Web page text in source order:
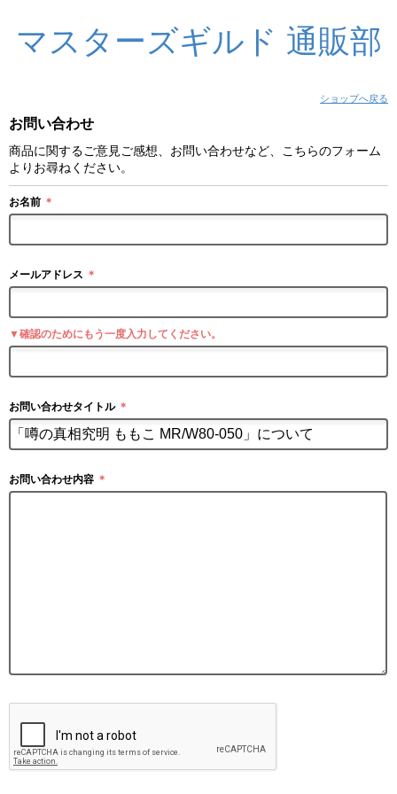
マスターズギルド 通販部
ショップへ戻る
お問い合わせ
商品に関するご意見ご感想、お問い合わせなど、こちらのフォーム
よりお尋ねください。
お名前 ＊
メールアドレス ＊
▼確認のためにもう一度入力してください。
お問い合わせタイトル ＊
お問い合わせ内容 ＊